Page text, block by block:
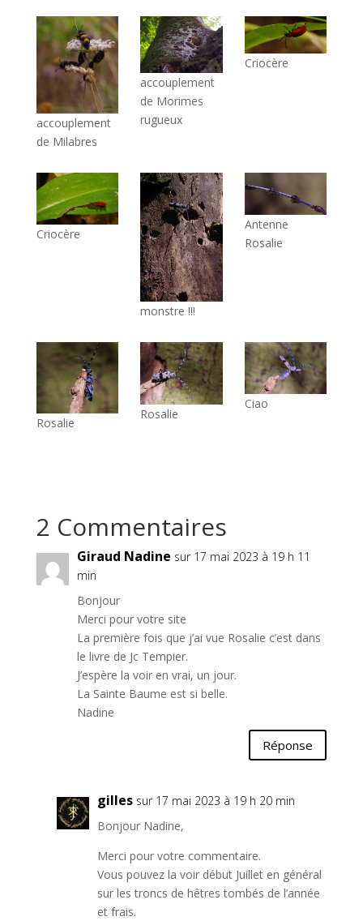
accouplement
de Milabres
accouplement
de Morimes
rugueux
Criocère
Criocère
monstre !!!
Antenne
Rosalie
Rosalie
Rosalie
Ciao
2 Commentaires
Giraud Nadine sur 17 mai 2023 à 19 h 11
min
Bonjour
Merci pour votre site
La première fois que j’ai vue Rosalie c’est dans
le livre de Jc Tempier.
J’espère la voir en vrai, un jour.
La Sainte Baume est si belle.
Nadine
Réponse
gilles sur 17 mai 2023 à 19 h 20 min
Bonjour Nadine,
Merci pour votre commentaire.
Vous pouvez la voir début Juillet en général
sur les troncs de hêtres tombés de l’année
et frais.